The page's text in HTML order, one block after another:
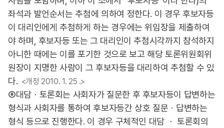
좌석과 발언순서는 추첨에 의하여 정한다. 이 경우 후보자등
이 대리인에게 추첨하게 하는 경우에는 위임장을 제출하여
야 하며, 후보자등 또는 그 대리인이 추첨시각까지 참석하지
아니한 때에는 이를 포기한 것으로 보고 해당 토론위원회위
원장이 지명한 사람이 그 후보자등을 대리하여 추첨할 수 있
다. <개정 2010. 1. 25 .>
⑥대담ㆍ토론회는 사회자가 질문한 후 후보자등이 답변하는
형식과 사회자를 통하여 후보자등간 상호 질문ㆍ답변하는
형식 등으로 진행한다. 이 경우 구체적인 대담 ㆍ 토론회의